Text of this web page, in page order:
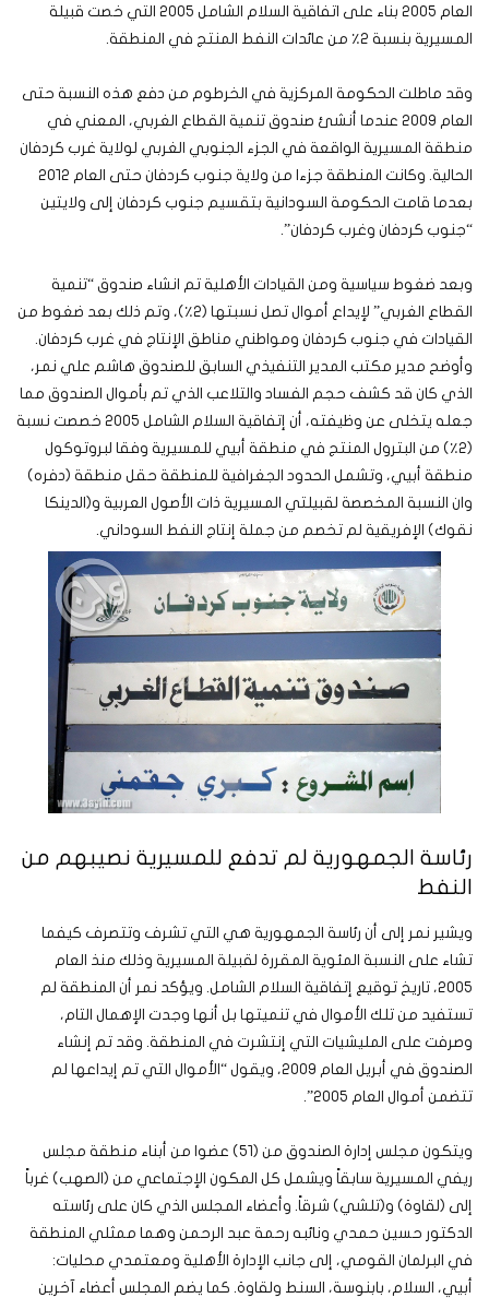
العام ٢٠٠٥ بناء على اتفاقية السلام الشامل ٢٠٠٥ التي خصت قبيلة
المسيرية بنسبة ٢٪ من عائدات النفط المنتج في المنطقة.
وقد ماطلت الحكومة المركزية في الخرطوم من دفع هذه النسبة حتى
العام ٢٠٠٩ عندما أنشئ صندوق تنمية القطاع الغربي، المعني في
منطقة المسيرية الواقعة في الجزء الجنوبي الغربي لولاية غرب كردفان
الحالية. وكانت المنطقة جزءا من ولاية جنوب كردفان حتى العام ٢٠١٢
بعدما قامت الحكومة السودانية بتقسيم جنوب كردفان إلى ولايتين
“جنوب كردفان وغرب كردفان”.
وبعد ضغوط سياسية ومن القيادات الأهلية تم انشاء صندوق “تنمية
القطاع الغربي” لإيداع أموال تصل نسبتها (٢٪)، وتم ذلك بعد ضغوط من
القيادات في جنوب كردفان ومواطني مناطق الإنتاج في غرب كردفان.
وأوضح مدير مكتب المدير التنفيذي السابق للصندوق هاشم علي نمر،
الذي كان قد كشف حجم الفساد والتلاعب الذي تم بأموال الصندوق مما
جعله يتخلى عن وظيفته، أن إتفاقية السلام الشامل ٢٠٠٥ خصصت نسبة
(٢٪) من البترول المنتج في منطقة أبيي للمسيرية وفقا لبروتوكول
منطقة أبيي، وتشمل الحدود الجغرافية للمنطقة حقل منطقة (دفره)
وان النسبة المخصصة لقبيلتي المسيرية ذات الأصول العربية و(الدينكا
نقوك) الإفريقية لم تخصم من جملة إنتاج النفط السوداني.
رئاسة الجمهورية لم تدفع للمسيرية نصيبهم من
النفط
ويشير نمر إلى أن رئاسة الجمهورية هي التي تشرف وتتصرف كيفما
تشاء على النسبة المئوية المقررة لقبيلة المسيرية وذلك منذ العام
٢٠٠٥، تاريخ توقيع إتفاقية السلام الشامل. ويؤكد نمر أن المنطقة لم
تستفيد من تلك الأموال في تنميتها بل أنها وجدت الإهمال التام،
وصرفت على المليشيات التي إنتشرت في المنطقة. وقد تم إنشاء
الصندوق في أبريل العام ٢٠٠٩، ويقول “الأموال التي تم إيداعها لم
تتضمن أموال العام ٢٠٠٥”.
ويتكون مجلس إدارة الصندوق من (٥١) عضوا من أبناء منطقة مجلس
ريفي المسيرية سابقاً ويشمل كل المكون الإجتماعي من (الصهب) غرباً
إلى (لقاوة) و(تلشي) شرقاً. وأعضاء المجلس الذي كان على رئاسته
الدكتور حسين حمدي ونائبه رحمة عبد الرحمن وهما ممثلي المنطقة
في البرلمان القومي، إلى جانب الإدارة الأهلية ومعتمدي محليات:
أبيي، السلام، بابنوسة، السنط ولقاوة. كما يضم المجلس أعضاء آخرين